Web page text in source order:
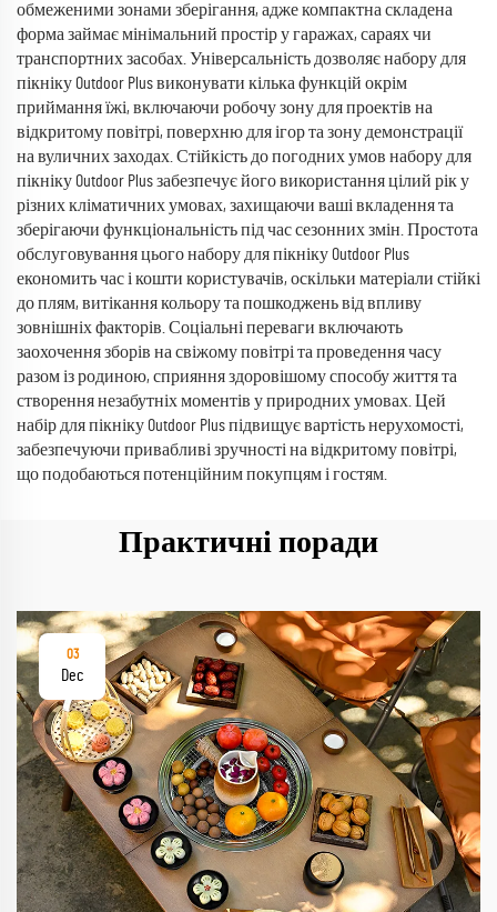
обмеженими зонами зберігання, адже компактна складена
форма займає мінімальний простір у гаражах, сараях чи
транспортних засобах. Універсальність дозволяє набору для
пікніку Outdoor Plus виконувати кілька функцій окрім
приймання їжі, включаючи робочу зону для проектів на
відкритому повітрі, поверхню для ігор та зону демонстрації
на вуличних заходах. Стійкість до погодних умов набору для
пікніку Outdoor Plus забезпечує його використання цілий рік у
різних кліматичних умовах, захищаючи ваші вкладення та
зберігаючи функціональність під час сезонних змін. Простота
обслуговування цього набору для пікніку Outdoor Plus
економить час і кошти користувачів, оскільки матеріали стійкі
до плям, витікання кольору та пошкоджень від впливу
зовнішніх факторів. Соціальні переваги включають
заохочення зборів на свіжому повітрі та проведення часу
разом із родиною, сприяння здоровішому способу життя та
створення незабутніх моментів у природних умовах. Цей
набір для пікніку Outdoor Plus підвищує вартість нерухомості,
забезпечуючи привабливі зручності на відкритому повітрі,
що подобаються потенційним покупцям і гостям.
Практичні поради
03
Dec